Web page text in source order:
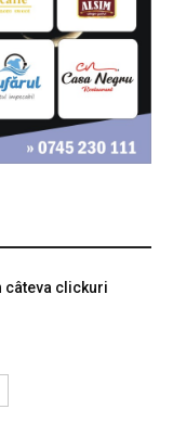
câteva clickuri